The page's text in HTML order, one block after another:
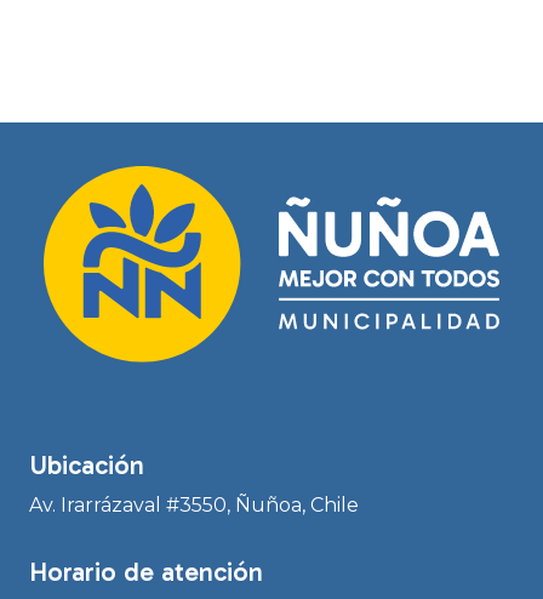
Ubicación
Av. Irarrázaval #3550, Ñuñoa, Chile
Horario de atención